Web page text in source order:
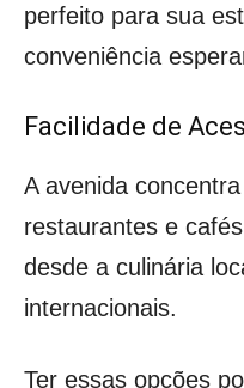
perfeito para sua
conveniência
Facilidade de
A avenida
restaurantes e
desde a culinária
internacionais.
Ter essas opções